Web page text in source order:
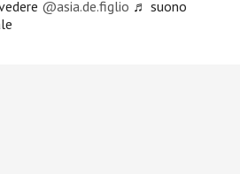
@asia.de.figlio ♬ suono